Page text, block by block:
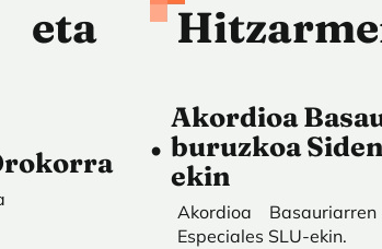
Akordioa
buruzkoa
ekin
Akordioa
Especiales SLU-ekin.